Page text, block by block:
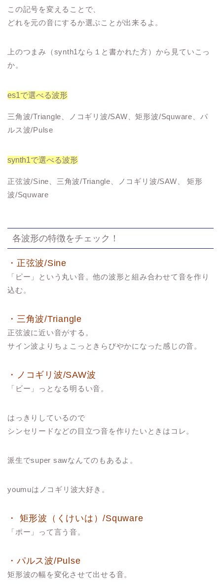
この記号を変えることで、
どれを元の音にするか選ぶことが出来るよ。
上のつまみ（synth1なら１と書かれた方）から見ていこっ
か。
es1で選べる波形
三角波/Triangle、ノコギリ波/SAW、矩形波/Squware、パ
ルス波/Pulse
synth1で選べる波形
正弦波/Sine、三角波/Triangle、ノコギリ波/SAW、 矩形
波/Squware
各波形の特徴をチェック！
・正弦波/Sine
「ピー」という丸い音。他の波形と組み合わせて音を作り
込む。
・三角波/Triangle
正弦波に近い音がする。
サイン波よりちょこっときらびやかになった感じの音。
・ノコギリ波/SAW波
「ビー」っとなる明るい音。
はっきりしているので
シンセリードなどの目立つ音を作りたいときはコレ。
派生でsuper sawなんてのもあるよ。
youmuはノコギリ波大好き。
・ 矩形波（くけいは）/Squware
「ポー」って言う音。
・パルス波/Pulse
矩形波の幅を変化させて出せる音。